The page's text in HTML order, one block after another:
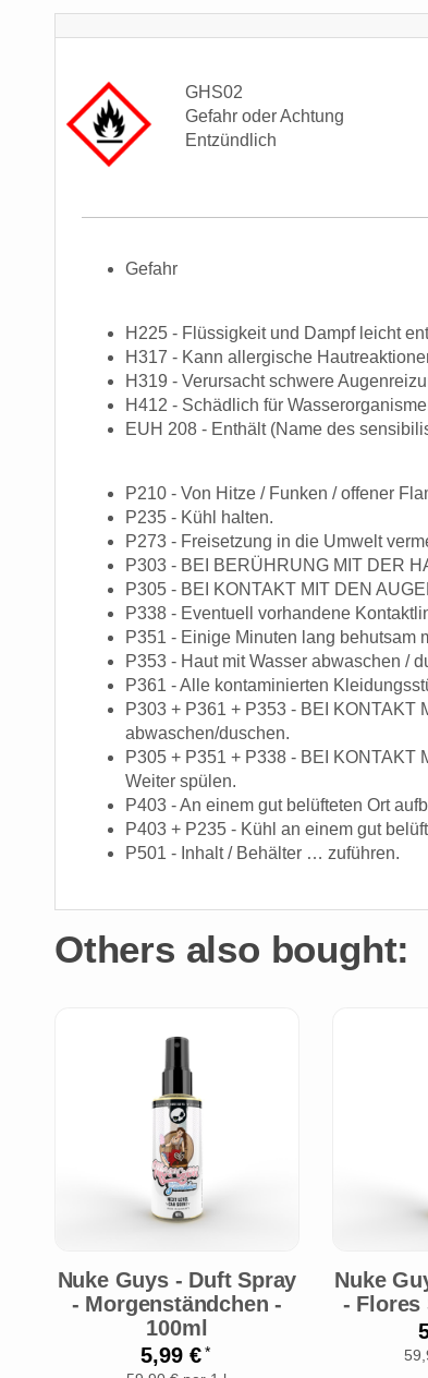
GHS02
Gefahr oder Achtung
Entzündlich
Gefahr
H225 - Flüssigkeit und Dampf leicht
H317 - Kann allergische
H319 - Verursacht schwere
H412 - Schädlich für
EUH 208 - Enthält (Name des
P210 - Von Hitze / Funken / offener
P235 - Kühl halten.
P273 - Freisetzung in die Umwelt
P303 - BEI BERÜHRUNG MIT DER
P305 - BEI KONTAKT MIT DEN
P338 - Eventuell vorhandene
P351 - Einige Minuten lang behutsam
P353 - Haut mit Wasser abwaschen /
P361 - Alle kontaminierten
P303 + P361 + P353 - BEI KONTAKT
abwaschen/duschen.
P305 + P351 + P338 - BEI KONTAKT
Weiter spülen.
P403 - An einem gut belüfteten Ort
P403 + P235 - Kühl an einem gut
P501 - Inhalt / Behälter … zuführen.
Others also bought:
Nuke Guys - Duft Spray
- Morgenständchen -
100ml
5,99 €*
Nuke
- Flores